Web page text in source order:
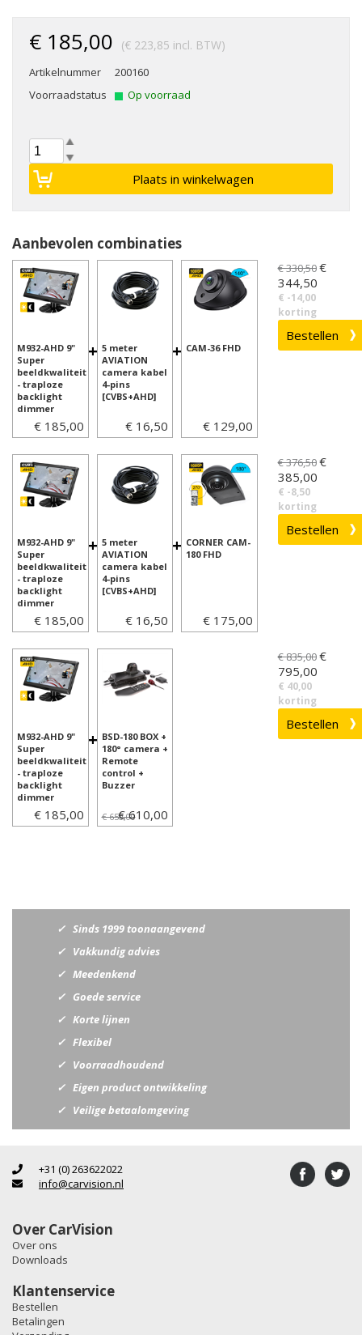
€ 185,00 (€ 223,85 incl. BTW)
Artikelnummer
200160
Voorraadstatus
Op voorraad
Aanbevolen combinaties
+
M932-AHD 9"
Super
beeldkwaliteit
- traploze
backlight
dimmer
€ 185,00
+
5 meter
AVIATION
camera kabel
4-pins
[CVBS+AHD]
€ 16,50
CAM-36 FHD
€ 129,00
€ 330,50€
344,50
€ -14,00
korting
+
M932-AHD 9"
Super
beeldkwaliteit
- traploze
backlight
dimmer
€ 185,00
+
5 meter
AVIATION
camera kabel
4-pins
[CVBS+AHD]
€ 16,50
CORNER CAM-
180 FHD
€ 175,00
€ 376,50€
385,00
€ -8,50
korting
+
M932-AHD 9"
Super
beeldkwaliteit
- traploze
backlight
dimmer
€ 185,00
BSD-180 BOX +
180° camera +
Remote
control +
Buzzer
€ 650,00€ 610,00
€ 835,00€
795,00
€ 40,00
korting
Sinds 1999 toonaangevend
Vakkundig advies
Meedenkend
Goede service
Korte lijnen
Flexibel
Voorraadhoudend
Eigen product ontwikkeling
Veilige betaalomgeving
+31 (0) 263622022
info@carvision.nl
Over CarVision
Over ons
Downloads
Klantenservice
Bestellen
Betalingen